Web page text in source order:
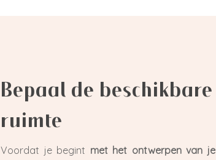
Bepaal de beschikbare
ruimte
Voordat je begint met het ontwerpen van je